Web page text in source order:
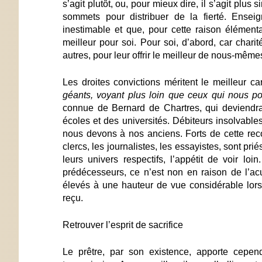
s’agit plutôt, ou, pour mieux dire, il s’agit plus
sommets pour distribuer de la fierté.
inestimable et que, pour cette raison
meilleur pour soi. Pour soi, d’abord, car
autres, pour leur offrir le meilleur de nous-
Les droites convictions méritent le meilleur
géants, voyant plus loin que ceux qui nous
connue de Bernard de Chartres, qui
écoles et des universités. Débiteurs
nous devons à nos anciens. Forts de cette
clercs, les journalistes, les essayistes, sont
leurs univers respectifs, l’appétit de voir
prédécesseurs, ce n’est non en raison de
élevés à une hauteur de vue considérable
reçu.
Retrouver l’esprit de sacrifice
Le prêtre, par son existence, apporte